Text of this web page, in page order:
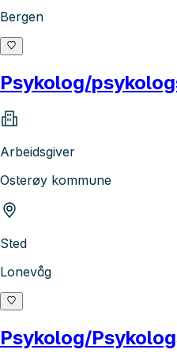
Bergen
Psykolog/
Arbeidsgiver
Osterøy kommune
Sted
Lonevåg
Psykolog/